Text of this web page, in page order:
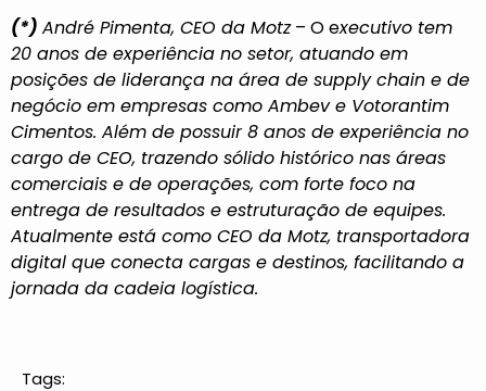
(*) André Pimenta, CEO da Motz– O executivo tem
20 anos de experiência no setor, atuando em
posições de liderança na área de supply chain e de
negócio em empresas como Ambev e Votorantim
Cimentos. Além de possuir 8 anos de experiência no
cargo de CEO, trazendo sólido histórico nas áreas
comerciais e de operações, com forte foco na
entrega de resultados e estruturação de equipes.
Atualmente está como CEO da Motz, transportadora
digital que conecta cargas e destinos, facilitando a
jornada da cadeia logística.
Tags: